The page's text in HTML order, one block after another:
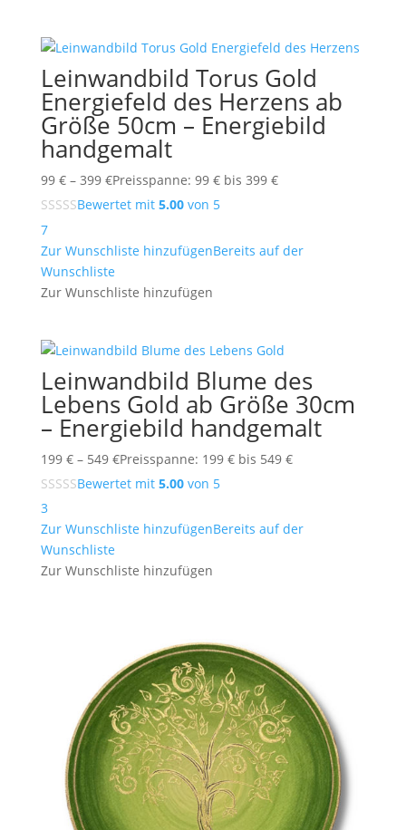
Leinwandbild Torus Gold
Energiefeld des Herzens ab
Größe 50cm – Energiebild
handgemalt
99 € – 399 €Preisspanne: 99 € bis 399 €
Bewertet mit 5.00von 5
7
Zur Wunschliste hinzufügenBereits auf der
Wunschliste
Zur Wunschliste hinzufügen
Leinwandbild Blume des
Lebens Gold ab Größe 30cm
– Energiebild handgemalt
199 € – 549 €Preisspanne: 199 € bis 549 €
Bewertet mit 5.00von 5
3
Zur Wunschliste hinzufügenBereits auf der
Wunschliste
Zur Wunschliste hinzufügen